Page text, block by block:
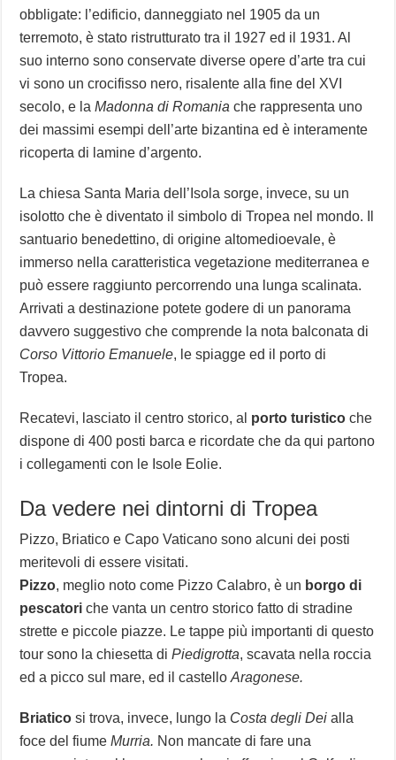
obbligate: l’edificio, danneggiato nel 1905 da un
terremoto, è stato ristrutturato tra il 1927 ed il 1931. Al
suo interno sono conservate diverse opere d’arte tra cui
vi sono un crocifisso nero, risalente alla fine del XVI
secolo, e laMadonna di Romania che rappresenta uno
dei massimi esempi dell’arte bizantina ed è interamente
ricoperta di lamine d’argento.
La chiesa Santa Maria dell’Isola sorge, invece, su un
isolotto che è diventato il simbolo di Tropea nel mondo. Il
santuario benedettino, di origine altomedioevale, è
immerso nella caratteristica vegetazione mediterranea e
può essere raggiunto percorrendo una lunga scalinata.
Arrivati a destinazione potete godere di un panorama
davvero suggestivo che comprende la nota balconata di
Corso Vittorio Emanuele, le spiagge ed il porto di
Tropea.
Recatevi, lasciato il centro storico, al porto turistico che
dispone di 400 posti barca e ricordate che da qui partono
i collegamenti con le Isole Eolie.
Da vedere nei dintorni di Tropea
Pizzo, Briatico e Capo Vaticano sono alcuni dei posti
meritevoli di essere visitati.
Pizzo, meglio noto come Pizzo Calabro, è un borgo di
pescatori che vanta un centro storico fatto di stradine
strette e piccole piazze. Le tappe più importanti di questo
tour sono la chiesetta diPiedigrotta, scavata nella roccia
ed a picco sul mare, ed il castelloAragonese.
Briatico si trova, invece, lungo la Costa degli Dei alla
foce del fiumeMurria. Non mancate di fare una